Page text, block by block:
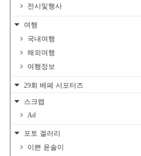
전시및행사
여행
국내여행
해외여행
여행정보
29회 베페 서포터즈
스크랩
Ad
포토 겔러리
이쁜 윤솔이